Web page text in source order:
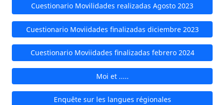
Cuestionario Movilidades realizadas Agosto 2023
Cuestionario Moviidades finalizadas diciembre 2023
Cuestionario Moviidades finalizadas febrero 2024
Moi et .....
Enquête sur les langues régionales